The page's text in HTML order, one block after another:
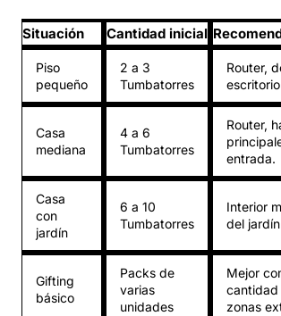
Situación Cantidad inicial
Piso
pequeño
2 a 3
Tumbatorres
Router,
Casa
mediana
4 a 6
Tumbatorres
Router,
entrada.
Casa
con
jardín
6 a 10
Tumbatorres
Interior
del
Gifting
básico
Packs de
varias
unidades
Mejor
cantidad
zonas